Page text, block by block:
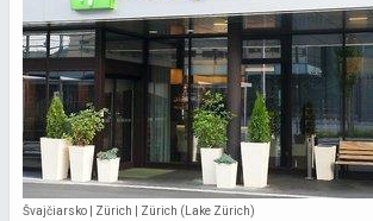
Švajčiarsko | Zürich | Zürich (Lake Zürich)